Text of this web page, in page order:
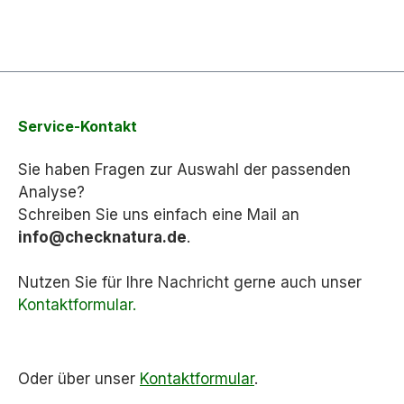
Service-Kontakt
Sie haben Fragen zur Auswahl der passenden
Analyse?
Schreiben Sie uns einfach eine Mail an
info@checknatura.de.
Nutzen Sie für Ihre Nachricht gerne auch unser
Kontaktformular.
Oder über unser Kontaktformular.